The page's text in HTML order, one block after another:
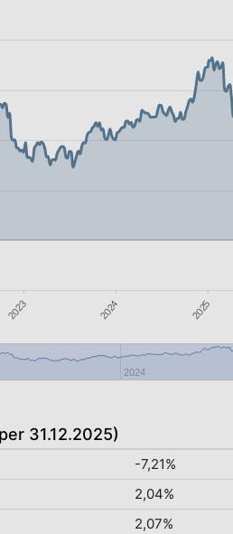
2023 2024 2025
2024
31.12.2025)
-7,21%
2,04%
2,07%